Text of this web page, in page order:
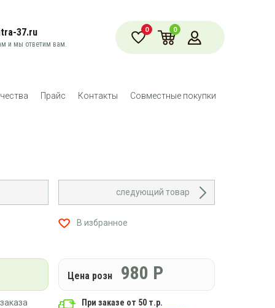
37.ru
и мы ответим вам.
0 0
Прайс Контакты Совместные покупки
следующий товар
В избранное
Цена розн 980 Р
При заказе от 50 т.р.